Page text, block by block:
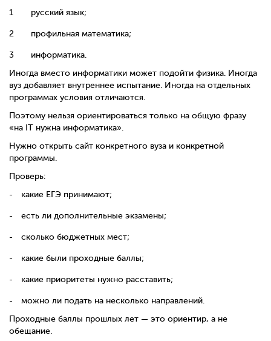
русский язык;
профильная математика;
информатика.
Иногда вместо информатики может подойти физика. Иногда
вуз добавляет внутреннее испытание. Иногда на отдельных
программах условия отличаются.
Поэтому нельзя ориентироваться только на общую фразу
«на IT нужна информатика».
Нужно открыть сайт конкретного вуза и конкретной
программы.
Проверь:
какие ЕГЭ принимают;
есть ли дополнительные экзамены;
сколько бюджетных мест;
какие были проходные баллы;
какие приоритеты нужно расставить;
можно ли подать на несколько направлений.
Проходные баллы прошлых лет — это ориентир, а не
обещание.